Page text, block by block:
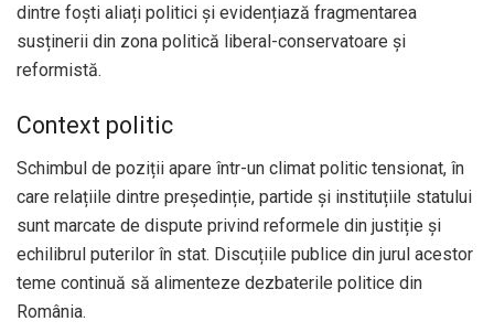
dintre foști aliați politici și evidențiază fragmentarea
susținerii din zona politică liberal-conservatoare și
reformistă.
Context politic
Schimbul de poziții apare într-un climat politic tensionat, în
care relațiile dintre președinție, partide și instituțiile statului
sunt marcate de dispute privind reformele din justiție și
echilibrul puterilor în stat. Discuțiile publice din jurul acestor
teme continuă să alimenteze dezbaterile politice din
România.